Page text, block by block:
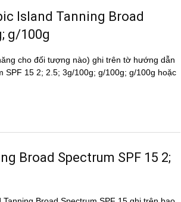
Island Tanning Broad
g/100g
cho đối tượng nào) ghi trên tờ hướng dẫn
SPF 15 2; 2.5; 3g/100g; g/100g; g/100g hoặc
Broad Spectrum SPF 15 2;